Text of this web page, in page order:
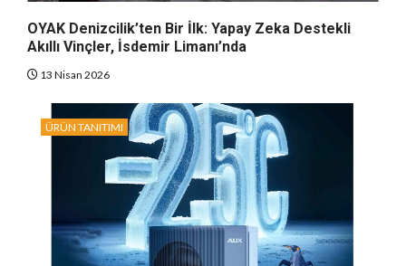
OYAK Denizcilik’ten Bir İlk: Yapay Zeka Destekli
Akıllı Vinçler, İsdemir Limanı’nda
13 Nisan 2026
ÜRÜN TANITIMI